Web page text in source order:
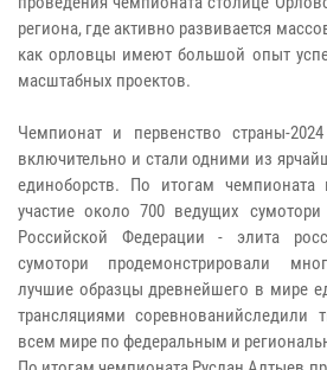
региона, где активно развивается
как орловцы имеют большой опыт
масштабных проектов.
Чемпионат и первенство страны-
включительно и стали одними из
единоборств. По итогам чемпионата
участие около 700 ведущих
Российской Федерации - элита
сумотори продемонстрировали
лучшие образцы древнейшего в мире
трансляциями соревнованийследили
всем мире по федеральным и